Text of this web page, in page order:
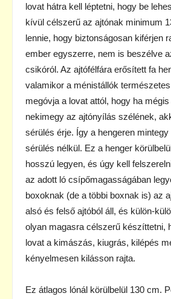
lovat hátra kell léptetni, hogy be
kívül célszerű az ajtónak minimum
lennie, hogy biztonságosan kiférjen
ember egyszerre, nem is beszélve
csikóról. Az ajtófélfára erősített fa
valamikor a ménistállók
megóvja a lovat attól, hogy ha
nekimegy az ajtónyílás szélének,
sérülés érje. Így a hengeren mintegy
sérülés nélkül. Ez a henger
hosszú legyen, és úgy kell
az adott ló csípőmagasságában
boxoknak (de a többi boxnak is) az
alsó és felső ajtóból áll, és külön-
olyan magasra célszerű készíttetni,
lovat a kimászás, kiugrás, kilépés
kényelmesen kilásson rajta.
Ez átlagos lónál körülbelül 130 cm.